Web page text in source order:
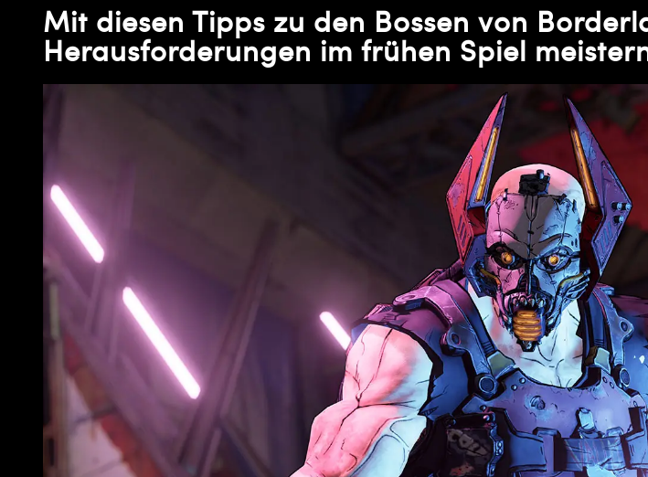
Mit diesen Tipps zu den Bossen von
Herausforderungen im frühen Spiel